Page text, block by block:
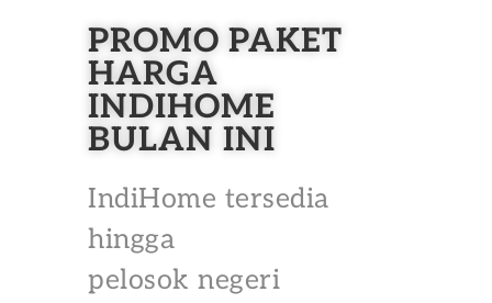
PROMO PAKET
HARGA
INDIHOME
BULAN INI
IndiHome tersedia
hingga
pelosok negeri